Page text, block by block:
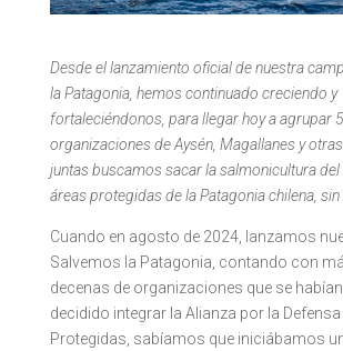
Desde el lanzamiento oficial de nuestra
la Patagonia, hemos continuado creciendo y
fortaleciéndonos, para llegar hoy a agrupar
organizaciones de Aysén, Magallanes y
juntas buscamos sacar la salmonicultura
áreas protegidas de la Patagonia chilena,
Cuando en agosto de 2024, lanzamos
Salvemos la Patagonia, contando con
decenas de organizaciones que se
decidido integrar la Alianza por la
Protegidas, sabíamos que iniciábamos